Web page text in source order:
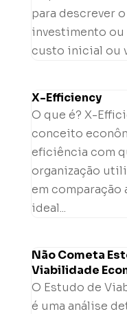
para descrever
investimento ou
custo inicial ou
X-Efficiency
O que é? X-
conceito
eficiência com
organização
em comparação
ideal...
Não Cometa
Viabilidade
O Estudo de
é uma análise